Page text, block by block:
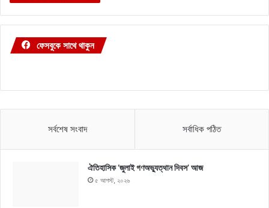
ফেসবুকে সাথে থাকুন
সর্বশেষ সংবাদ সর্বাধিক পঠিত
ঐতিহাসিক ‘জুলাই গণঅভ্যুত্থান দিবস’ আজ
৫ আগস্ট, ২০২৬